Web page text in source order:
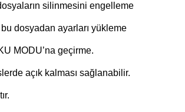
silinmesini engelleme
bu dosyadan ayarları yükleme
MODU’na geçirme.
açık kalması sağlanabilir.